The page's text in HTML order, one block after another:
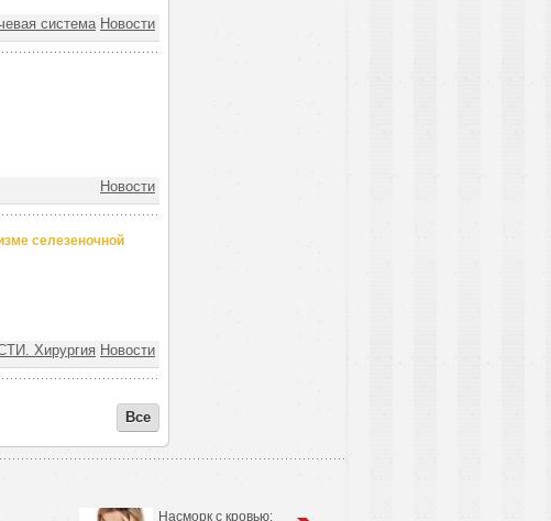
система Новости
Новости
селезеночной
Хирургия Новости
Все
Насморк с кровью: